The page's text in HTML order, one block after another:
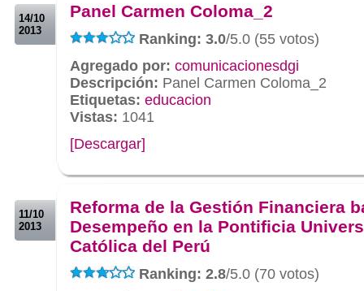
14/10
2013
Panel Carmen Coloma_2
Ranking: 3.0/5.0 (55 votos)
Agregado por: comunicacionesdgi
Descripción: Panel Carmen Coloma_2
Etiquetas: educacion
Vistas: 1041
[Descargar]
11/10
2013
Reforma de la Gestión Financiera
Desempeño en la Pontificia
Católica del Perú
Ranking: 2.8/5.0 (70 votos)